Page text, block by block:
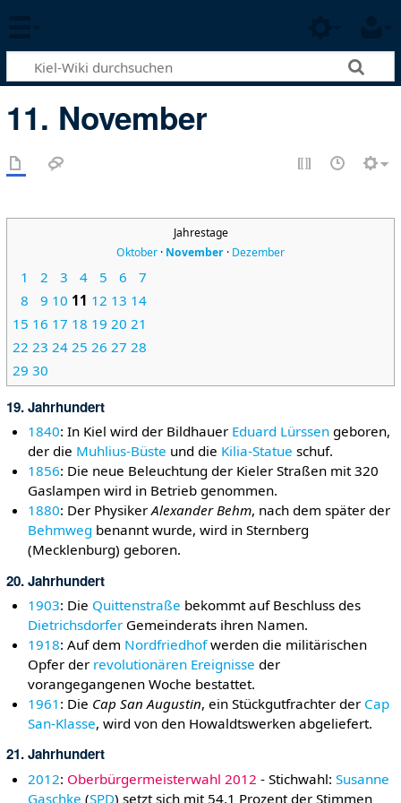
11. November
Jahrestage
Oktober · November · Dezember
1 2 3 4 5 6
7
8
9 10 11 12 13 14
15 16 17 18 19 20 21
22 23 24 25 26 27 28
29 30
19. Jahrhundert
1840: In Kiel wird der Bildhauer Eduard Lürssen geboren,
der die Muhlius-Büste und die Kilia-Statue schuf.
1856: Die neue Beleuchtung der Kieler Straßen mit 320
Gaslampen wird in Betrieb genommen.
1880: Der PhysikerAlexander Behm, nach dem später der
Behmweg benannt wurde, wird in Sternberg
(Mecklenburg) geboren.
20. Jahrhundert
1903: Die Quittenstraße bekommt auf Beschluss des
Dietrichsdorfer Gemeinderats ihren Namen.
1918: Auf dem Nordfriedhofwerden die militärischen
Opfer der revolutionären Ereignisse der
vorangegangenen Woche bestattet.
1961 : Die Cap San Augustin, ein Stückgutfrachter der Cap
San-Klasse, wird von den Howaldtswerken abgeliefert.
21. Jahrhundert
2012: Oberbürgermeisterwahl 2012 - Stichwahl:Susanne
Gaschke (SPD) setzt sich mit 54,1 Prozent der Stimmen